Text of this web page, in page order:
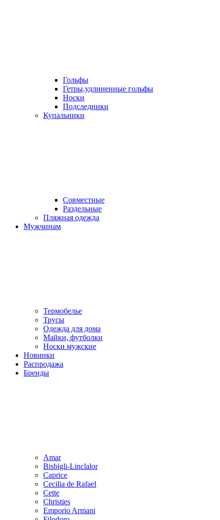
Гольфы
Гетры,удлиненные гольфы
Носки
Подследники
Купальники
Совместные
Раздельные
Пляжная одежда
Мужчинам
Термобелье
Трусы
Одежда для дома
Майки, футболки
Носки мужские
Новинки
Распродажа
Бренды
Amar
Bisbigli-Linclalor
Caprice
Cecilia de Rafael
Cette
Christies
Emporio Armani